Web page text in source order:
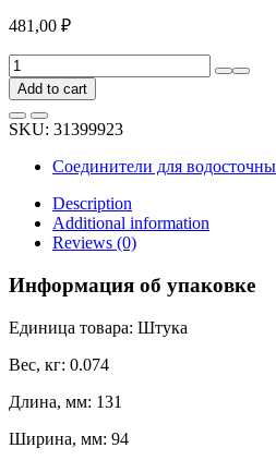
481,00 ₽
Муфта
желоба
BRYZA
75
мм,
красная
quantity
Add to cart
SKU: 31399923
Соединители для
Description
Additional information
Reviews (0)
Информация об упаковке
Единица товара: Штука
Вес, кг: 0.074
Длина, мм: 131
Ширина, мм: 94